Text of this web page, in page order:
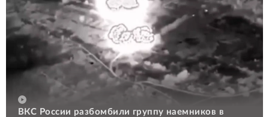
ВКС России разбомбили группу наемников в